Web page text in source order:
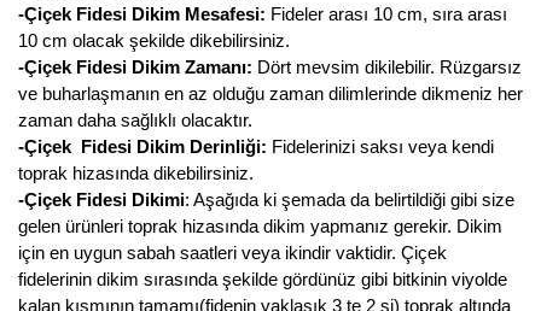
-Çiçek Fidesi Dikim Mesafesi: Fideler arası 10 cm, sıra arası
10 cm olacak şekilde dikebilirsiniz.
-Çiçek Fidesi Dikim Zamanı: Dört mevsim dikilebilir. Rüzgarsız
ve buharlaşmanın en az olduğu zaman dilimlerinde dikmeniz her
zaman daha sağlıklı olacaktır.
-Çiçek Fidesi Dikim Derinliği: Fidelerinizi saksı veya kendi
toprak hizasında dikebilirsiniz.
-Çiçek Fidesi Dikimi: Aşağıda ki şemada da belirtildiği gibi size
gelen ürünleri toprak hizasında dikim yapmanız gerekir. Dikim
için en uygun sabah saatleri veya ikindir vaktidir. Çiçek
fidelerinin dikim sırasında şekilde gördünüz gibi bitkinin viyolde
kalan kısmının tamamı(fidenin yaklaşık 3 te 2 si) toprak altında